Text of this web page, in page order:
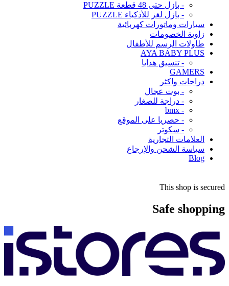
- بازل حتى 48 قطعة PUZZLE
- بازل لغز للأذكياء PUZZLE
سيارات وماتورات كهربائية
زاوية الخصومات
طاولات الرسم للأطفال
AYA BABY PLUS
- تنسيق هدايا
GAMERS
دراجات واكثر
- بوت عجال
- دراجة للصغار
- bmx
- حصريا على الموقع
- سكوتر
العلامات التجارية
سياسة الشحن والإرجاع
Blog
This shop is secured
Safe shopping